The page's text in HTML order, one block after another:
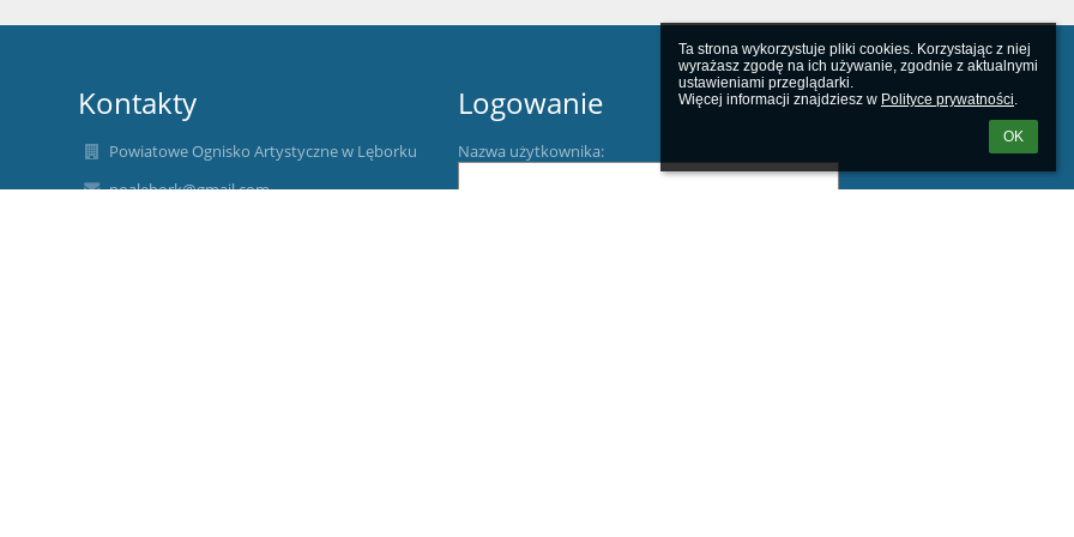
Ta strona wykorzystuje pliki cookies. Korzystając z niej
wyrażasz zgodę na ich używanie, zgodnie z aktualnymi
ustawieniami przeglądarki.
Więcej informacji znajdziesz w Polityce prywatności.
OK
Kontakty
Powiatowe Ognisko Artystyczne w Lęborku
poalebork@gmail.com
Logowanie
Nazwa użytkownika: